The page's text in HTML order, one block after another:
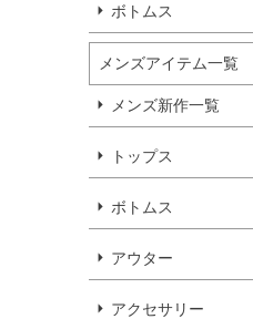
ボトムス
メンズアイテム一覧
メンズ新作一覧
トップス
ボトムス
アウター
アクセサリー